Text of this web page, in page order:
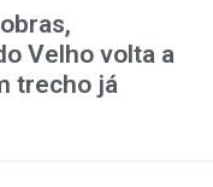
Velho volta a
trecho já